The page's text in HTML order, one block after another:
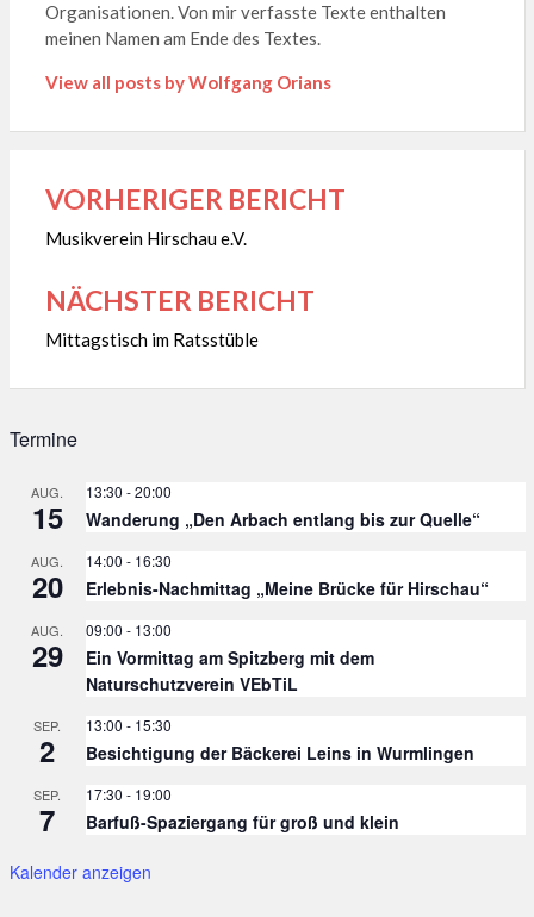
Organisationen. Von mir verfasste Texte enthalten
meinen Namen am Ende des Textes.
View all posts by Wolfgang Orians
Beitragsnavigation
VORHERIGER BERICHT
Musikverein Hirschau e.V.
NÄCHSTER BERICHT
Mittagstisch im Ratsstüble
Termine
AUG.
15
13:30 -20:00
Wanderung „Den Arbach entlang bis zur Quelle“
AUG.
20
14:00 - 16:30
Erlebnis-Nachmittag „Meine Brücke für Hirschau“
AUG.
29
09:00 - 13:00
Ein Vormittag am Spitzberg mit dem
Naturschutzverein VEbTiL
SEP.
2
13:00 - 15:30
Besichtigung der Bäckerei Leins in Wurmlingen
SEP.
7
17:30 - 19:00
Barfuß-Spaziergang für groß und klein
Kalender anzeigen